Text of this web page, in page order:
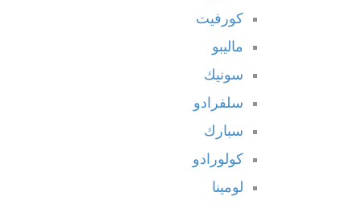
كورفيت
ماليبو
سونيك
سلفرادو
سبارك
كولورادو
لومينا